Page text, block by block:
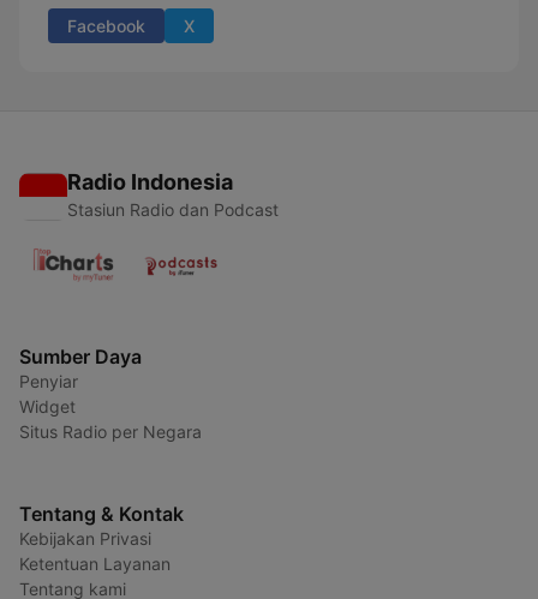
Facebook X
Radio Indonesia
Stasiun Radio dan Podcast
Sumber Daya
Penyiar
Widget
Situs Radio per Negara
Tentang & Kontak
Kebijakan Privasi
Ketentuan Layanan
Tentang kami